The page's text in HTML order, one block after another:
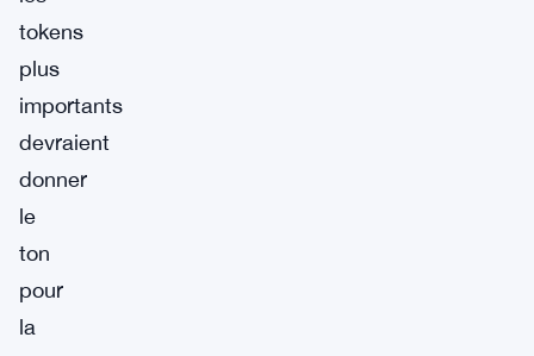
tokens
plus
importants
devraient
donner
le
ton
pour
la